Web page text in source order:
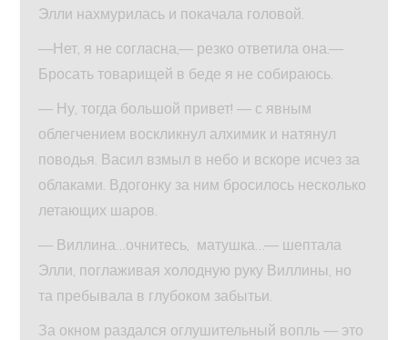
Элли нахмурилась и покачала головой.
—Нет, я не согласна,— резко ответила она.—
Бросать товарищей в беде я не собираюсь.
— Ну, тогда большой привет! — с явным
облегчением воскликнул алхимик и натянул
поводья. Васил взмыл в небо и вскоре исчез за
облаками. Вдогонку за ним бросилось несколько
летающих шаров.
— Виллина…очнитесь, матушка…— шептала
Элли, поглаживая холодную руку Виллины, но
та пребывала в глубоком забытьи.
За окном раздался оглушительный вопль — это